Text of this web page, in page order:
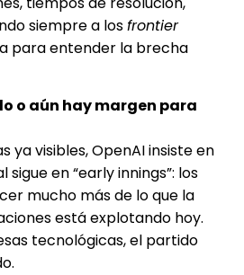
siempre a losfrontier
para entender la brecha
o aún hay margen para
ya visibles, OpenAI insiste en
en “early innings”: los
mucho más de lo que la
está explotando hoy.
tecnológicas, el partido